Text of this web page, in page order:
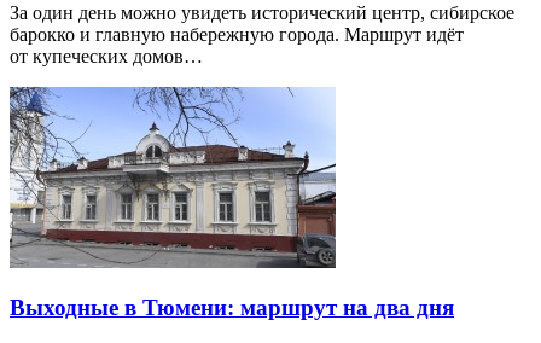
За один день можно увидеть исторический центр, сибирское
барокко и главную набережную города. Маршрут идёт
от купеческих домов…
Выходные в Тюмени: маршрут на два дня